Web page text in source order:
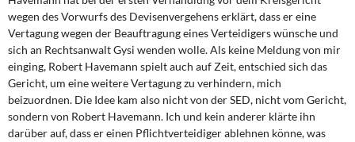
wegen des Vorwurfs des Devisenvergehens erklärt, dass er eine
Verta­gung wegen der Beauftragung eines Verteidigers wünsche und
sich an Rechtsanwalt Gysi wenden wolle. Als keine Meldung von mir
einging, Robert Havemann spielt auch auf Zeit, entschied sich das
Gericht, um eine weitere Vertagung zu verhindern, mich
beizuordnen. Die Idee kam also nicht von der SED, nicht vom Gericht,
sondern von Ro­bert Havemann. Ich und kein anderer klärte ihn
darüber auf, dass er einen Pflichtvertei­diger ablehnen könne, was